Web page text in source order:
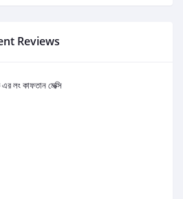
Reviews
এর লং কাফতান মেক্সি